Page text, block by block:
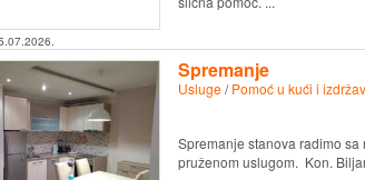
Spremanje
Usluge/Pomoć u kući i
Spremanje stanova radimo
pruženom uslugom. Kon.